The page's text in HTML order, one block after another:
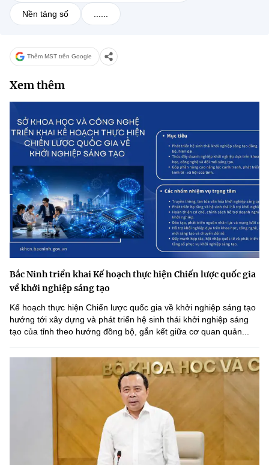
Nền tảng số
Thêm MST trên Google
Xem thêm
Bắc Ninh triển khai Kế hoạch thực hiện Chiến lược quốc gia
về khởi nghiệp sáng tạo
Kế hoạch thực hiện Chiến lược quốc gia về khởi nghiệp sáng tạo
hướng tới xây dựng và phát triển hệ sinh thái khởi nghiệp sáng
tạo của tỉnh theo hướng đồng bộ, gắn kết giữa cơ quan quản...